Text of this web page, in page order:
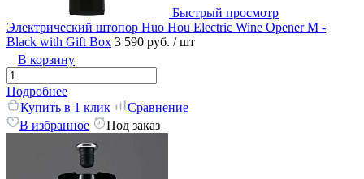
Быстрый просмотр
Электрический штопор Huo Hou Electric Wine Opener M -
Black with Gift Box 3 590 руб. / шт
В корзину
Подробнее
Купить в 1 клик
Сравнение
В избранное
Под заказ